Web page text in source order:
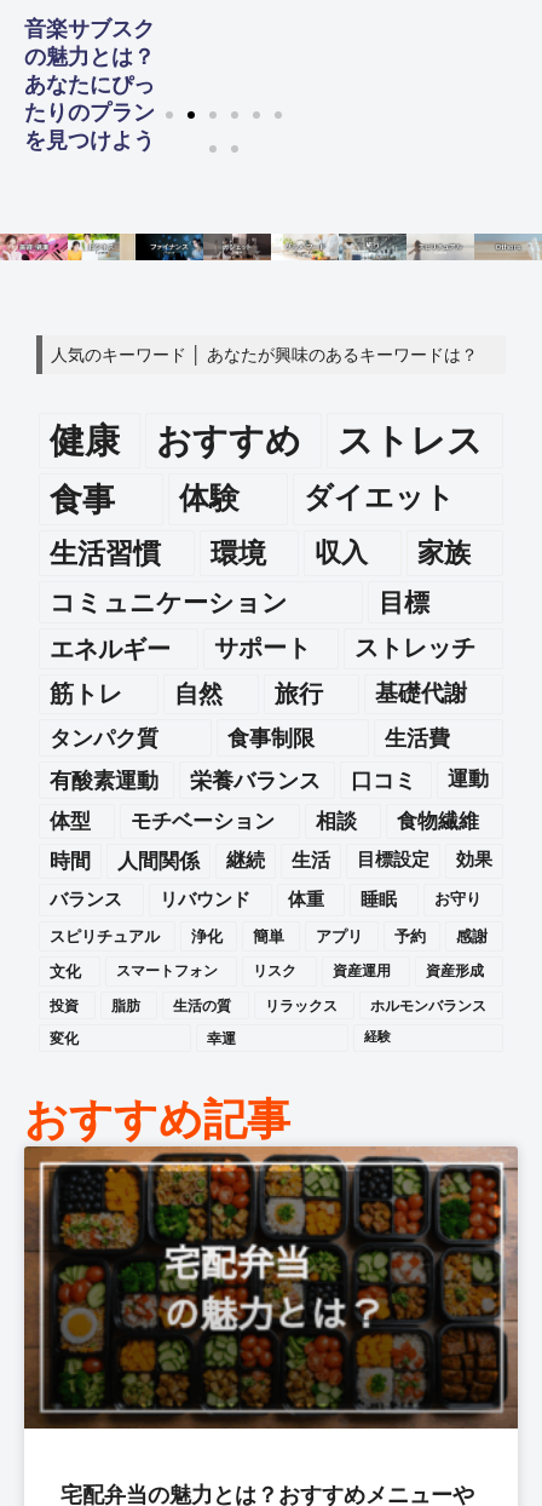
音楽サブスク
の魅力とは？
あなたにぴっ
たりのプラン
を見つけよう
人気のキーワード │ あなたが興味のあるキーワードは？
健康 おすすめ ストレス
食事 体験
ダイエット
生活習慣
環境 収入 家族
コミュニケーション
目標
エネルギー
サポート
ストレッチ
筋トレ
自然 旅行 基礎代謝
タンパク質 食事制限
生活費
有酸素運動
栄養バランス 口コミ
運動
体型
モチベーション 相談
食物繊維
時間
人間関係 継続 生活 目標設定
効果
バランス
リバウンド 体重 睡眠
お守り
スピリチュアル
浄化 簡単 アプリ 予約
感謝
文化
スマートフォン リスク 資産運用
資産形成
投資
脂肪 生活の質 リラックス
ホルモンバランス
変化
幸運 経験
おすすめ記事
宅配弁当の魅力とは？おすすめメニューや